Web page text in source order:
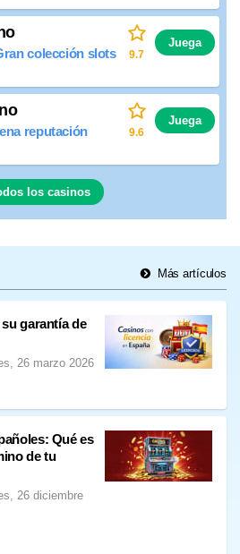
colección slots 9.7
Juega
reputación 9.6
Juega
los casinos
Más artículos
garantía de
26 marzo 2026
Qué es
de tu
26 diciembre